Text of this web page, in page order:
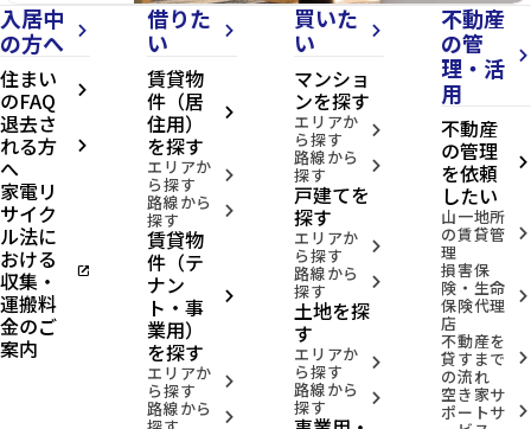
入居中
の方へ
arrow_forward_ios
住まい
のFAQ arrow_forward_ios
退去さ
れる方
へ
arrow_forward_ios
家電リ
サイク
ル法に
おける
収集・
運搬料
金のご
案内
open_in_new
借りた
い
arrow_forward_ios
賃貸物
件（居
住用）
を探す
arrow_forward_ios
エリアか
ら探す arrow_forward_ios
路線から
探す arrow_forward_ios
賃貸物
件（テ
ナン
ト・事
業用）
を探す
arrow_forward_ios
エリアか
ら探す arrow_forward_ios
路線から arrow_forward_ios
買いた
い
arrow_forward_ios
マンショ
ンを探す
エリアか
ら探す arrow_forward_ios
路線から
探す arrow_forward_ios
戸建てを
探す
エリアか
ら探す arrow_forward_ios
路線から
探す arrow_forward_ios
土地を探
す
エリアか
ら探す arrow_forward_ios
路線から
探す arrow_forward_ios
不動産
の管
理・活
用
arrow_forward_ios
不動産
の管理
を依頼
したい
arrow_forward_ios
山一地所
の賃貸管
理
arrow_forward_ios
損害保
険・生命
保険代理
店
arrow_forward_ios
不動産を
貸すまで
の流れ
arrow_forward_ios
空き家サ
ポートサ arrow_forward_ios